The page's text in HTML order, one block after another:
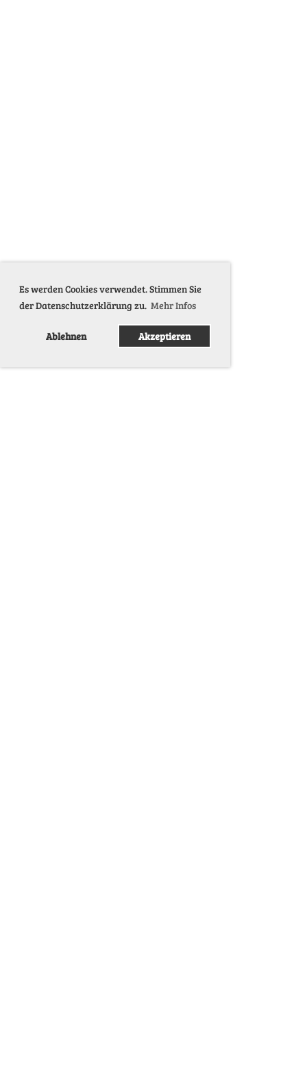
Es werden Cookies verwendet. Stimmen Sie
der Datenschutzerklärung zu. Mehr Infos
Ablehnen Akzeptieren